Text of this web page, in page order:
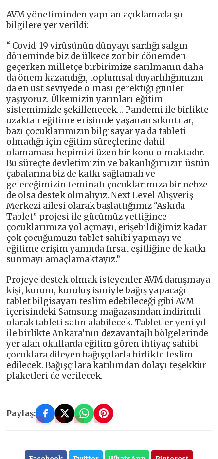
AVM yönetiminden yapılan açıklamada şu
bilgilere yer verildi:
“ Covid-19 virüsünün dünyayı sardığı salgın
döneminde biz de ülkece zor bir dönemden
geçerken milletçe birbirimize sarılmanın daha
da önem kazandığı, toplumsal duyarlılığımızın
da en üst seviyede olması gerektiği günler
yaşıyoruz. Ülkemizin yarınları eğitim
sistemimizle şekillenecek… Pandemi ile birlikte
uzaktan eğitime erişimde yaşanan sıkıntılar,
bazı çocuklarımızın bilgisayar ya da tableti
olmadığı için eğitim süreçlerine dahil
olamaması hepimizi üzen bir konu olmaktadır.
Bu süreçte devletimizin ve bakanlığımızın üstün
çabalarına biz de katkı sağlamalı ve
geleceğimizin teminatı çocuklarımıza bir nebze
de olsa destek olmalıyız. Next Level Alışveriş
Merkezi ailesi olarak başlattığımız “Askıda
Tablet” projesi ile gücümüz yettiğince
çocuklarımıza yol açmayı, erişebildiğimiz kadar
çok çocuğumuzu tablet sahibi yapmayı ve
eğitime erişim yanında fırsat eşitliğine de katkı
sunmayı amaçlamaktayız.”
Projeye destek olmak isteyenler AVM danışmaya
kişi, kurum, kuruluş ismiyle bağış yapacağı
tablet bilgisayarı teslim edebileceği gibi AVM
içerisindeki Samsung mağazasından indirimli
olarak tableti satın alabilecek. Tabletler yeni yıl
ile birlikte Ankara’nın dezavantajlı bölgelerinde
yer alan okullarda eğitim gören ihtiyaç sahibi
çocuklara dileyen bağışçılarla birlikte teslim
edilecek. Bağışçılara katılımdan dolayı teşekkür
plaketleri de verilecek.
Paylaş: